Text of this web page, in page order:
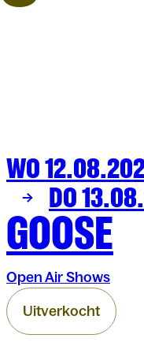
MUZIEKOLT
WO
DO
GOOSE
Open Air Shows
Uitverkocht